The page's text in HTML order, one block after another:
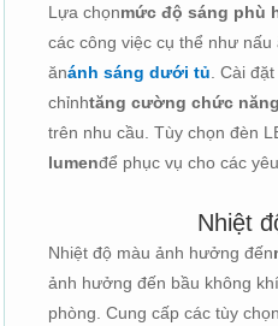
Lựa chọnmức độ sáng phù
các công việc cụ thể như
ănánh sáng dưới tủ . Cài
chỉnhtăng cường chức năng
trên nhu cầu. Tùy chọn đèn
lumenđể phục vụ cho các
Nhiệt
Nhiệt độ màu ảnh hưởng đến
ảnh hưởng đến bầu không
phòng. Cung cấp các tùy